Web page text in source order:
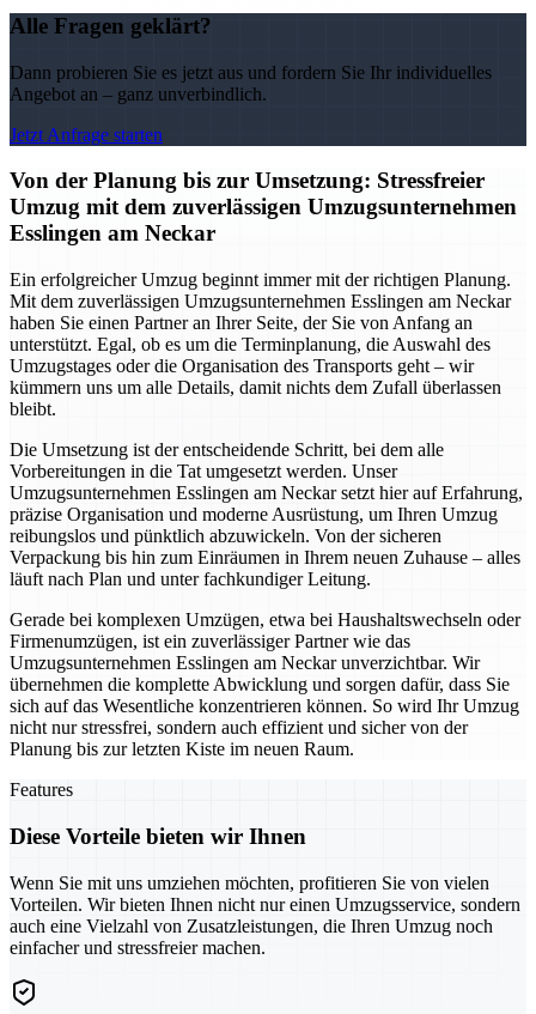
Alle Fragen geklärt?
Dann probieren Sie es jetzt aus und fordern Sie Ihr individuelles
Angebot an – ganz unverbindlich.
Jetzt Anfrage starten
Von der Planung bis zur Umsetzung: Stressfreier
Umzug mit dem zuverlässigen Umzugsunternehmen
Esslingen am Neckar
Ein erfolgreicher Umzug beginnt immer mit der richtigen Planung.
Mit dem zuverlässigen Umzugsunternehmen Esslingen am Neckar
haben Sie einen Partner an Ihrer Seite, der Sie von Anfang an
unterstützt. Egal, ob es um die Terminplanung, die Auswahl des
Umzugstages oder die Organisation des Transports geht – wir
kümmern uns um alle Details, damit nichts dem Zufall überlassen
bleibt.
Die Umsetzung ist der entscheidende Schritt, bei dem alle
Vorbereitungen in die Tat umgesetzt werden. Unser
Umzugsunternehmen Esslingen am Neckar setzt hier auf Erfahrung,
präzise Organisation und moderne Ausrüstung, um Ihren Umzug
reibungslos und pünktlich abzuwickeln. Von der sicheren
Verpackung bis hin zum Einräumen in Ihrem neuen Zuhause – alles
läuft nach Plan und unter fachkundiger Leitung.
Gerade bei komplexen Umzügen, etwa bei Haushaltswechseln oder
Firmenumzügen, ist ein zuverlässiger Partner wie das
Umzugsunternehmen Esslingen am Neckar unverzichtbar. Wir
übernehmen die komplette Abwicklung und sorgen dafür, dass Sie
sich auf das Wesentliche konzentrieren können. So wird Ihr Umzug
nicht nur stressfrei, sondern auch effizient und sicher von der
Planung bis zur letzten Kiste im neuen Raum.
Features
Diese Vorteile bieten wir Ihnen
Wenn Sie mit uns umziehen möchten, profitieren Sie von vielen
Vorteilen. Wir bieten Ihnen nicht nur einen Umzugsservice, sondern
auch eine Vielzahl von Zusatzleistungen, die Ihren Umzug noch
einfacher und stressfreier machen.